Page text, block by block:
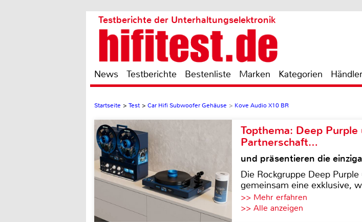
Testberichte der Unterhaltungselektronik
News Testberichte Bestenliste Marken Kategorien Händler
Startseite > Test > Car Hifi Subwoofer Gehäuse > Kove Audio X10 BR
Topthema: Deep
Partnerschaft…
und präsentieren die
Die Rockgruppe Deep
gemeinsam eine exklusive,
>> Mehr erfahren
>> Alle anzeigen